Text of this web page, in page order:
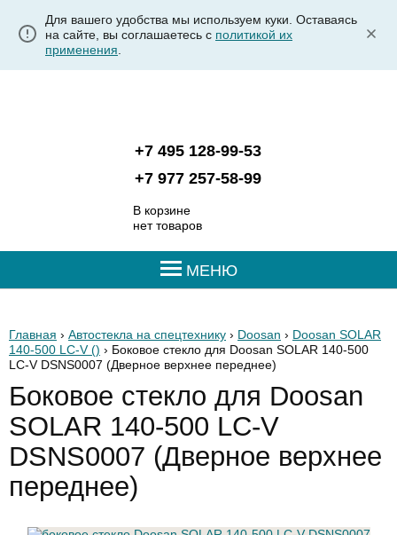
Для вашего удобства мы используем куки. Оставаясь
на сайте, вы соглашаетесь с политикой их
применения
+7 495 128-99-53
+7 977 257-58-99
В корзине
нет товаров
МЕНЮ
Главная › Автостекла на спецтехнику › Doosan › Doosan SOLAR
140-500 LC-V () › Боковое стекло для Doosan SOLAR 140-500
LC-V DSNS0007 (Дверное верхнее переднее)
Боковое стекло для Doosan
SOLAR 140-500 LC-V
DSNS0007 (Дверное верхнее
переднее)